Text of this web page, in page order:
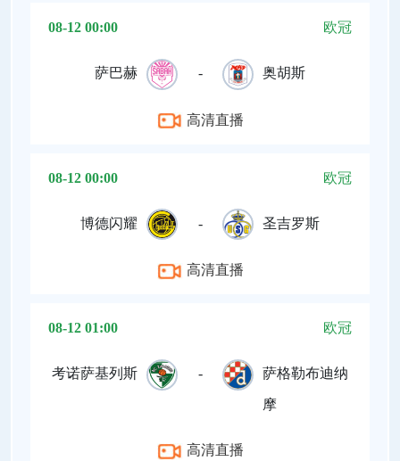
08-12 00:00 欧冠
萨巴赫 - 奥胡斯
高清直播
08-12 00:00 欧冠
博德闪耀 - 圣吉罗斯
高清直播
08-12 01:00 欧冠
考诺萨基列斯 - 萨格勒布迪纳
摩
高清直播